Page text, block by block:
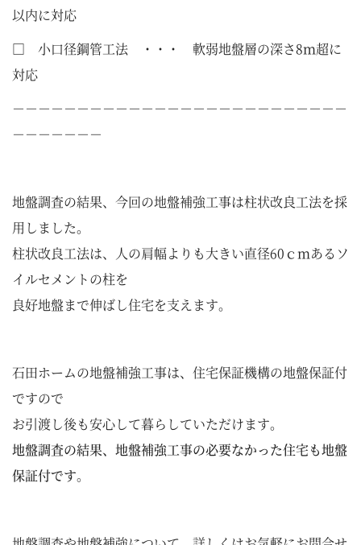
以内に対応
□ 小口径鋼管工法 ・・・ 軟弱地盤層の深さ8ｍ超に
対応
－－－－－－－－－－－－－－－－－－－－－－－－－－
－－－－－－－
地盤調査の結果、今回の地盤補強工事は柱状改良工法を採
用しました。
柱状改良工法は、人の肩幅よりも大きい直径60ｃｍあるソ
イルセメントの柱を
良好地盤まで伸ばし住宅を支えます。
石田ホームの地盤補強工事は、住宅保証機構の地盤保証付
ですので
お引渡し後も安心して暮らしていただけます。
地盤調査の結果、地盤補強工事の必要なかった住宅も地盤
保証付です。